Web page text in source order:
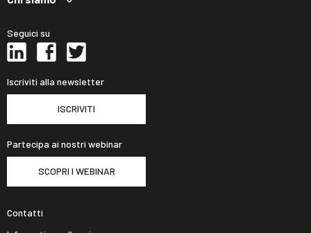
Seguici su
Iscriviti alla newsletter
ISCRIVITI
Partecipa ai nostri webinar
SCOPRI I WEBINAR
Contatti